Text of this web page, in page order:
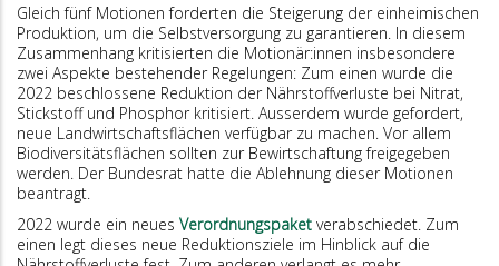
Gleich fünf Motionen forderten die Steigerung der einheimischen
Produktion, um die Selbstversorgung zu garantieren. In diesem
Zusammenhang kritisierten die Motionär:innen insbesondere
zwei Aspekte bestehender Regelungen: Zum einen wurde die
2022 beschlossene Reduktion der Nährstoffverluste bei Nitrat,
Stickstoff und Phosphor kritisiert. Ausserdem wurde gefordert,
neue Landwirtschaftsflächen verfügbar zu machen. Vor allem
Biodiversitätsflächen sollten zur Bewirtschaftung freigegeben
werden. Der Bundesrat hatte die Ablehnung dieser Motionen
beantragt.
2022 wurde ein neues Verordnungspaket verabschiedet. Zum
einen legt dieses neue Reduktionsziele im Hinblick auf die